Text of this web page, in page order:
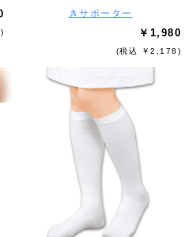
きサポーター
￥1,980
(税込 ￥2,178)